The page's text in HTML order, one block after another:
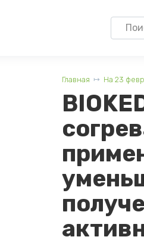
Search
for:
Главная На 23